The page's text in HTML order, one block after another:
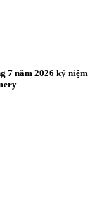
7 năm 2026 kỷ niệm